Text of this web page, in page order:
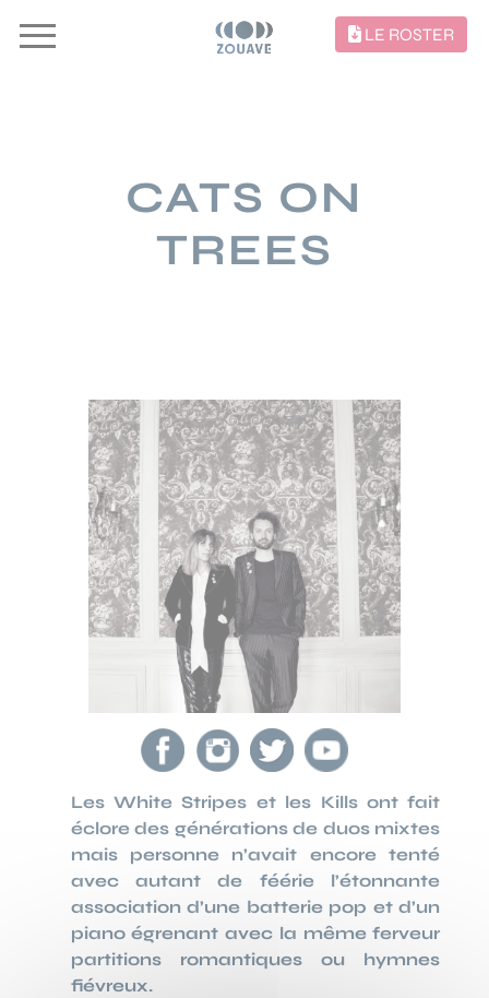
LE ROSTER
CATS ON
TREES
Les White Stripes et les Kills ont fait
éclore des générations de duos mixtes
mais personne n’avait encore tenté
avec autant de féérie l’étonnante
association d’une batterie pop et d’un
piano égrenant avec la même ferveur
partitions romantiques ou hymnes
fiévreux.